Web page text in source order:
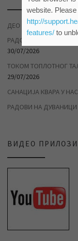
ДЕО НАСЕЉА
РАДОВИ НА САНАЦИЈИ
30/07/2026
ТОКОМ ТОПЛОТНОГ
29/07/2026
САНАЦИЈА КВАРА У
РАДОВИ НА ДУВАНИЦИ
ВИДЕО
website.
http://
features/to